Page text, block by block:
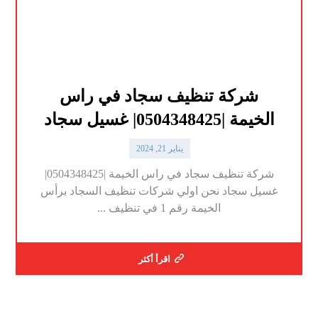
شركة تنظيف سجاد في راس
الخيمة |0504348425| غسيل سجاد
يناير 21, 2024
شركة تنظيف سجاد في راس الخيمة |0504348425|
غسيل سجاد نحن اولي شركات تنظيف السجاد برأس
الخيمة رقم 1 في تنظيف ...
اقرأ أكثر